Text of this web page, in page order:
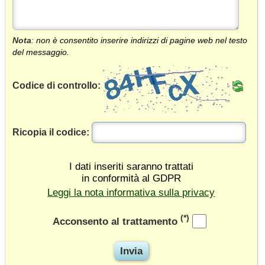
Nota: non è consentito inserire indirizzi di pagine web nel testo
del messaggio.
Codice di controllo:
Ricopia il codice:
I dati inseriti saranno trattati
in conformità al GDPR
Leggi la nota informativa sulla privacy
Acconsento al trattamento (*)